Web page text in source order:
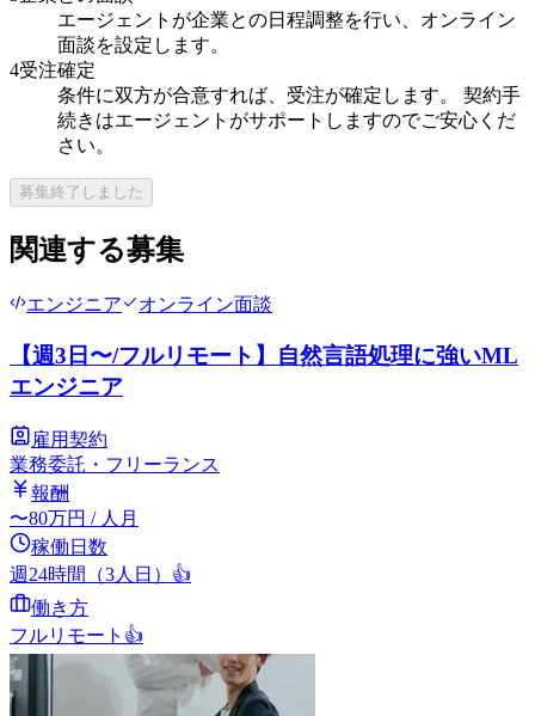
エージェントが企業との日程調整を行い、オンライン
面談を設定します。
4受注確定
条件に双方が合意すれば、受注が確定します。 契約手
続きはエージェントがサポートしますのでご安心くだ
さい。
募集終了しました
関連する募集
エンジニア オンライン面談
【週3日〜/フルリモート】自然言語処理に強いML
エンジニア
雇用契約
業務委託・フリーランス
報酬
〜80万円 / 人月
稼働日数
週24時間（3人日） 👍
働き方
フルリモート 👍